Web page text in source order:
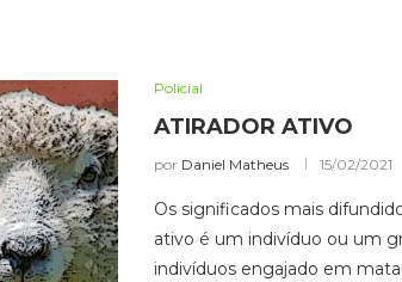
Policial
ATIRADOR ATIVO
por Daniel Matheus 15/02/2021
Os significados mais
ativo é um indivíduo ou um
indivíduos engajado em